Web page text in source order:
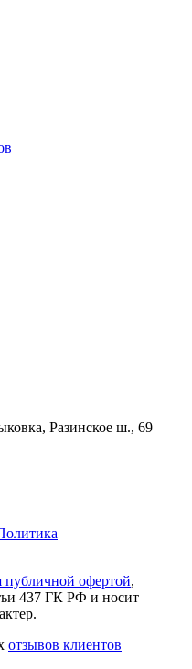
Разинское ш., 69
публичной офертой,
437 ГК РФ и носит
отзывов клиентов